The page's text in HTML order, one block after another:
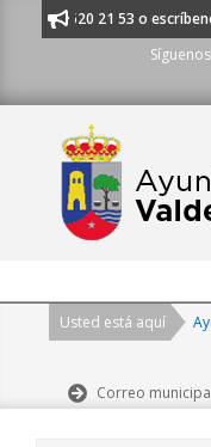
al 91 620 21 53 o
Síguenos
Navigation
Usted está aquí
Correo